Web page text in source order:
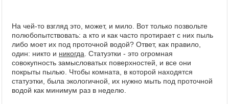
На чей-то взгляд это, может, и мило. Вот только позвольте
полюбопытствовать: а кто и как часто протирает с них пыль
либо моет их под проточной водой? Ответ, как правило,
один: никто и никогда . Статуэтки - это огромная
совокупность замысловатых поверхностей, и все они
покрыты пылью. Чтобы комната, в которой находятся
статуэтки, была экологичной, их нужно мыть под проточной
водой как минимум раз в неделю.